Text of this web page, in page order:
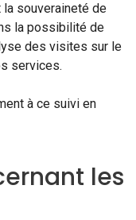
souveraineté de
la possibilité de
des visites sur le
services.
à ce suivi en
les